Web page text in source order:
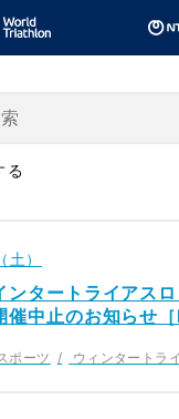
」のニュース
る
）
ンタートライアス
中止のお知らせ［
ポーツ ウィンタートラ